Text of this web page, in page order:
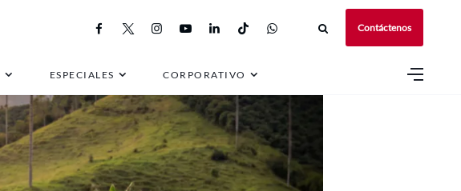
Contáctenos
ESPECIALES CORPORATIVO